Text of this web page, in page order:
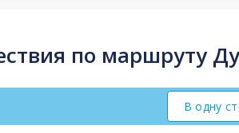
по маршруту
В одну